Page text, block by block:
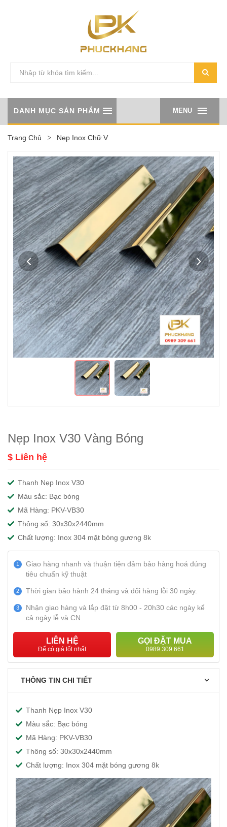
MENU
DANH MỤC SẢN PHẨM
Trang Chủ Nẹp Inox Chữ V
Nẹp Inox V30 Vàng Bóng
$ Liên hệ
Thanh Nẹp Inox V30
Màu sắc: Bạc bóng
Mã Hàng: PKV-VB30
Thông số: 30x30x2440mm
Chất lượng: Inox 304 mặt bóng gương 8k
1
Giao hàng nhanh và thuận tiện đảm bảo hàng hoá đúng
tiêu chuẩn kỹ thuật
2 Thời gian bảo hành 24 tháng và đổi hàng lỗi 30 ngày.
3
Nhận giao hàng và lắp đặt từ 8h00 - 20h30 các ngày kể
cả ngày lễ và CN
LIÊN HỆ
Để có giá tốt nhất
GỌI ĐẶT MUA
0989.309.661
THÔNG TIN CHI TIẾT
Thanh Nẹp Inox V30
Màu sắc: Bạc bóng
Mã Hàng: PKV-VB30
Thông số: 30x30x2440mm
Chất lượng: Inox 304 mặt bóng gương 8k